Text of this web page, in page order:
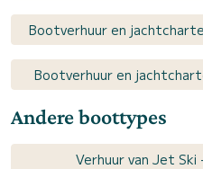
Bootverhuur en
Bootverhuur en
Andere boottypes
Verhuur van Jet